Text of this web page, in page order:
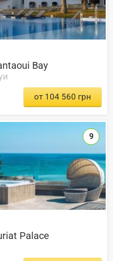
Bay
от 104 560 грн
Palace
9